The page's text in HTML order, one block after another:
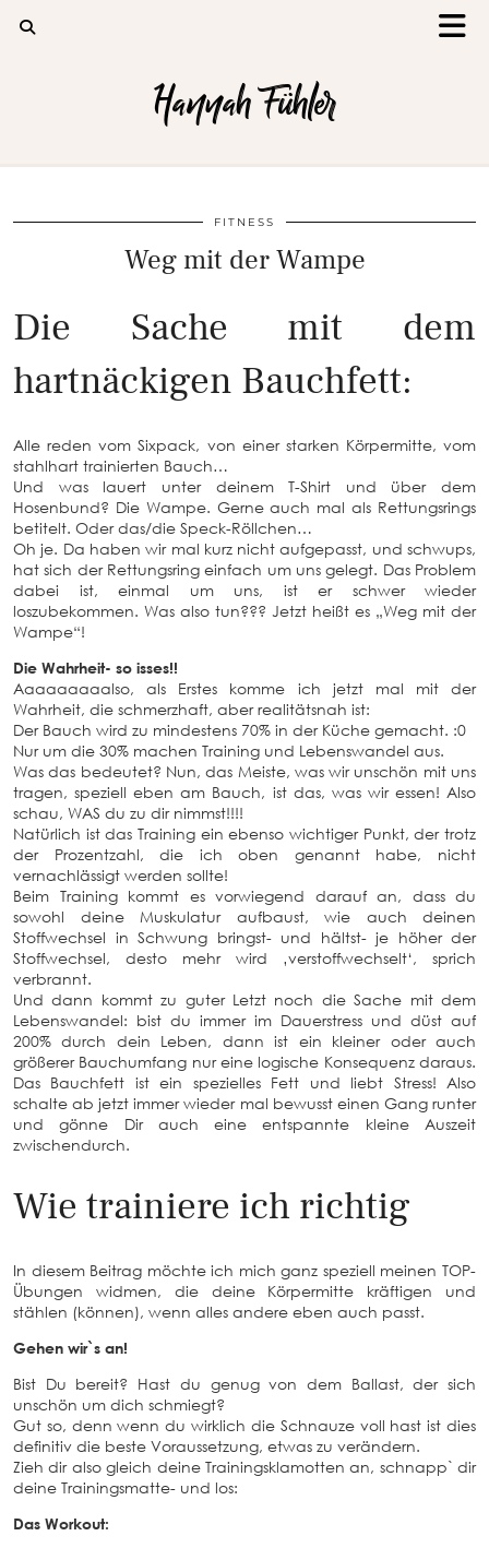
Hannah Fühler
FITNESS
Weg mit der Wampe
Die Sache mit dem
hartnäckigen Bauchfett:
Alle reden vom Sixpack, von einer starken Körpermitte, vom
stahlhart trainierten Bauch…
Und was lauert unter deinem T-Shirt und über dem
Hosenbund? Die Wampe. Gerne auch mal als Rettungsrings
betitelt. Oder das/die Speck-Röllchen…
Oh je. Da haben wir mal kurz nicht aufgepasst, und schwups,
hat sich der Rettungsring einfach um uns gelegt. Das Problem
dabei ist, einmal um uns, ist er schwer wieder
loszubekommen. Was also tun??? Jetzt heißt es „Weg mit der
Wampe“!
Die Wahrheit- so isses!!
Aaaaaaaaalso, als Erstes komme ich jetzt mal mit der
Wahrheit, die schmerzhaft, aber realitätsnah ist:
Der Bauch wird zu mindestens 70% in der Küche gemacht. :0
Nur um die 30% machen Training und Lebenswandel aus.
Was das bedeutet? Nun, das Meiste, was wir unschön mit uns
tragen, speziell eben am Bauch, ist das, was wir essen! Also
schau, WAS du zu dir nimmst!!!!
Natürlich ist das Training ein ebenso wichtiger Punkt, der trotz
der Prozentzahl, die ich oben genannt habe, nicht
vernachlässigt werden sollte!
Beim Training kommt es vorwiegend darauf an, dass du
sowohl deine Muskulatur aufbaust, wie auch deinen
Stoffwechsel in Schwung bringst- und hältst- je höher der
Stoffwechsel, desto mehr wird ‚verstoffwechselt‘, sprich
verbrannt.
Und dann kommt zu guter Letzt noch die Sache mit dem
Lebenswandel: bist du immer im Dauerstress und düst auf
200% durch dein Leben, dann ist ein kleiner oder auch
größerer Bauchumfang nur eine logische Konsequenz daraus.
Das Bauchfett ist ein spezielles Fett und liebt Stress! Also
schalte ab jetzt immer wieder mal bewusst einen Gang runter
und gönne Dir auch eine entspannte kleine Auszeit
zwischendurch.
Wie trainiere ich richtig
In diesem Beitrag möchte ich mich ganz speziell meinen TOP-
Übungen widmen, die deine Körpermitte kräftigen und
stählen (können), wenn alles andere eben auch passt.
Gehen wir`s an!
Bist Du bereit? Hast du genug von dem Ballast, der sich
unschön um dich schmiegt?
Gut so, denn wenn du wirklich die Schnauze voll hast ist dies
definitiv die beste Voraussetzung, etwas zu verändern.
Zieh dir also gleich deine Trainingsklamotten an, schnapp` dir
deine Trainingsmatte- und los:
Das Workout: